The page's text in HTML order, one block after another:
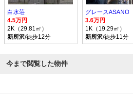
白水荘
4.5万円
2K（29.81㎡）
新所沢/徒歩12分
グレースASANO
3.6万円
1K（19.29㎡）
新所沢/徒歩11分
今まで閲覧した物件